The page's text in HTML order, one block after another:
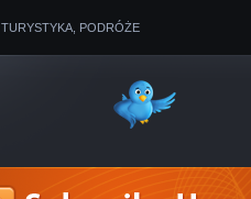
TURYSTYKA, PODRÓŻE